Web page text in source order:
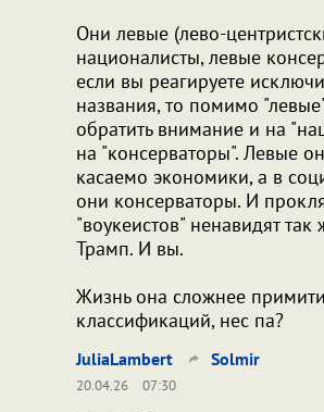
Они левые (лево-
националисты, левые
если вы реагируете
названия, то помимо
обратить внимание и на
на "консерваторы". Левые
касаемо экономики, а в
они консерваторы. И
"воукеистов" ненавидят так
Трамп. И вы.
Жизнь она сложнее
классификаций, нес па?
JuliaLambert Solmir
20.04.26
07:30